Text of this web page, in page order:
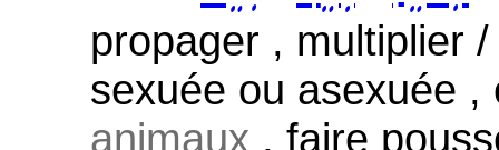
propager , multiplier
sexuée ou asexuée
animaux , faire